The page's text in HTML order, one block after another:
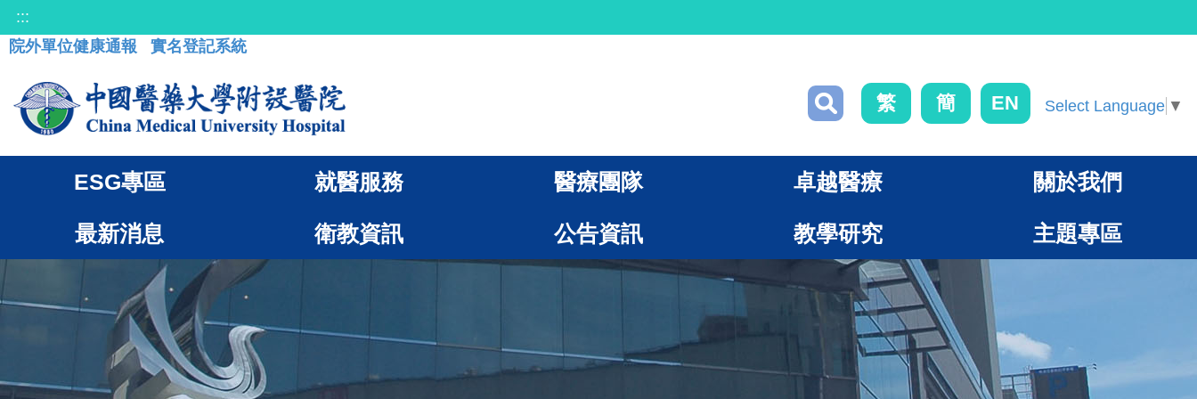
:::
院外單位健康通報
實名登記系統
繁 簡 EN Select Language ▼
ESG專區 就醫服務 醫療團隊 卓越醫療 關於我們
最新消息 衛教資訊 公告資訊 教學研究 主題專區